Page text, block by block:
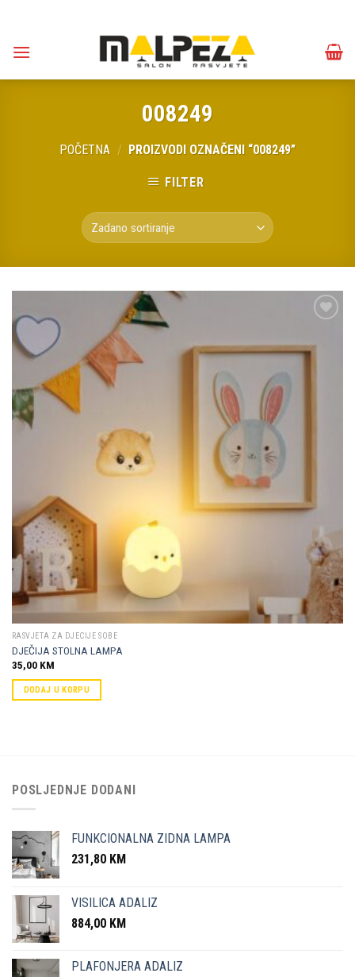
content
008249
POČETNA / PROIZVODI OZNAČENI “008249”
FILTER
Dodaj u
RASVJETA ZA DJECIJE SOBE
DJEČIJA STOLNA LAMPA
35,00 KM
DODAJ U KORPU
POSLJEDNJE DODANI
FUNKCIONALNA ZIDNA LAMPA
231,80 KM
VISILICA ADALIZ
884,00 KM
PLAFONJERA ADALIZ